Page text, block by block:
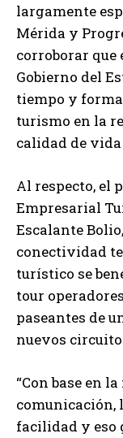
largamente
Mérida y
corroborar
Gobierno del
tiempo y
turismo en la
calidad de
Al respecto, el
Empresarial
Escalante
conectividad
turístico se
tour
paseantes de
nuevos
“Con base en
comunicación,
facilidad y eso